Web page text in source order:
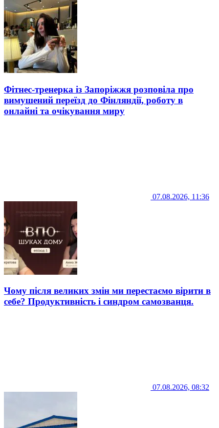
Фітнес-тренерка із Запоріжжя розповіла про
вимушений переїзд до Фінляндії, роботу в
онлайні та очікування миру
07.08.2026, 11:36
Чому після великих змін ми перестаємо вірити в
себе? Продуктивність і синдром самозванця.
07.08.2026, 08:32